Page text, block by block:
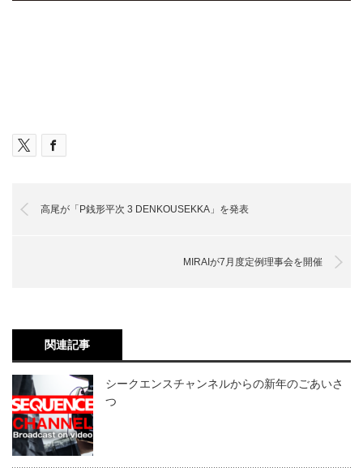
高尾が「P銭形平次 3 DENKOUSEKKA」を発表
MIRAIが7月度定例理事会を開催
関連記事
シークエンスチャンネルからの新年のごあいさ
つ